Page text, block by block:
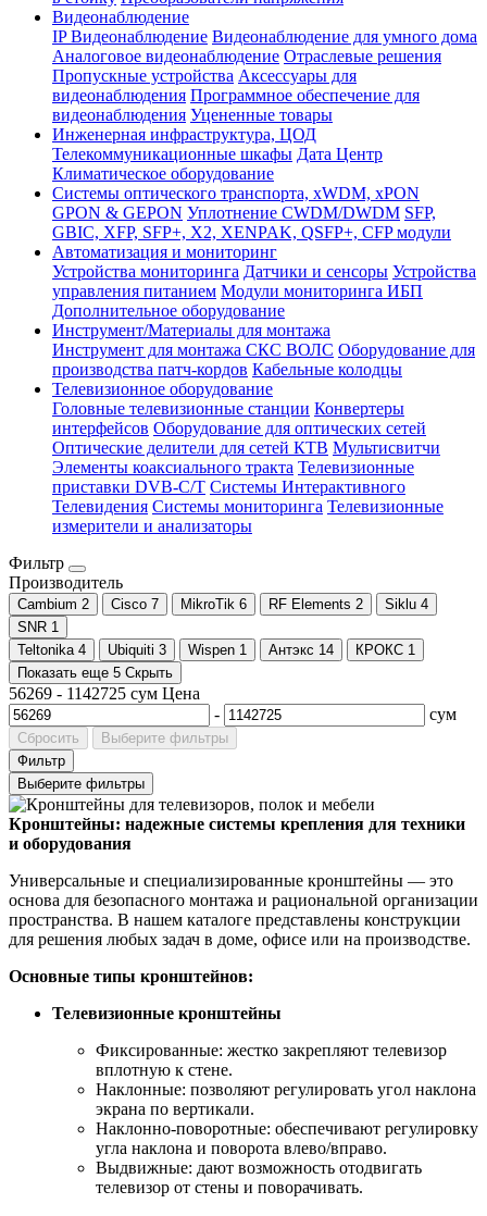
Видеонаблюдение
IP Видеонаблюдение Видеонаблюдение для умного дома
Аналоговое видеонаблюдение Отраслевые решения
Пропускные устройства Аксессуары для
видеонаблюдения Программное обеспечение для
видеонаблюдения Уцененные товары
Инженерная инфраструктура, ЦОД
Телекоммуникационные шкафы Дата Центр
Климатичeское оборудование
Системы оптического транспорта, xWDM, xPON
GPON & GEPON Уплотнение CWDM/DWDM SFP,
GBIC, XFP, SFP+, X2, XENPAK, QSFP+, CFP модули
Автоматизация и мониторинг
Устройства мониторинга Датчики и сенсоры Устройства
управления питанием Модули мониторинга ИБП
Дополнительное оборудование
Инструмент/Материалы для монтажа
Инструмент для монтажа СКС ВОЛС Оборудование для
производства патч-кордов Кабельные колодцы
Телевизионное оборудование
Головные телевизионные станции Конвертеры
интерфейсов Оборудование для оптических сетей
Оптические делители для сетей КТВ Мультисвитчи
Элементы коаксиального тракта Телевизионные
приставки DVB-C/T Системы Интерактивного
Телевидения Системы мониторинга Телевизионные
измерители и анализаторы
Фильтр
Производитель
Cambium 2 Cisco 7 MikroTik 6 RF Elements 2 Siklu 4
SNR 1
Teltonika 4 Ubiquiti 3 Wispen 1 Антэкс 14 КРОКС 1
Показать еще 5 Скрыть
56269 - 1142725 сум Цена
-
сум
Сбросить
Выберите фильтры
Фильтр
Выберите фильтры
Кронштейны: надежные системы крепления для техники
и оборудования
Универсальные и специализированные кронштейны — это
основа для безопасного монтажа и рациональной организации
пространства. В нашем каталоге представлены конструкции
для решения любых задач в доме, офисе или на производстве.
Основные типы кронштейнов:
Телевизионные кронштейны
Фиксированные: жестко закрепляют телевизор
вплотную к стене.
Наклонные: позволяют регулировать угол наклона
экрана по вертикали.
Наклонно-поворотные: обеспечивают регулировку
угла наклона и поворота влево/вправо.
Выдвижные: дают возможность отодвигать
телевизор от стены и поворачивать.